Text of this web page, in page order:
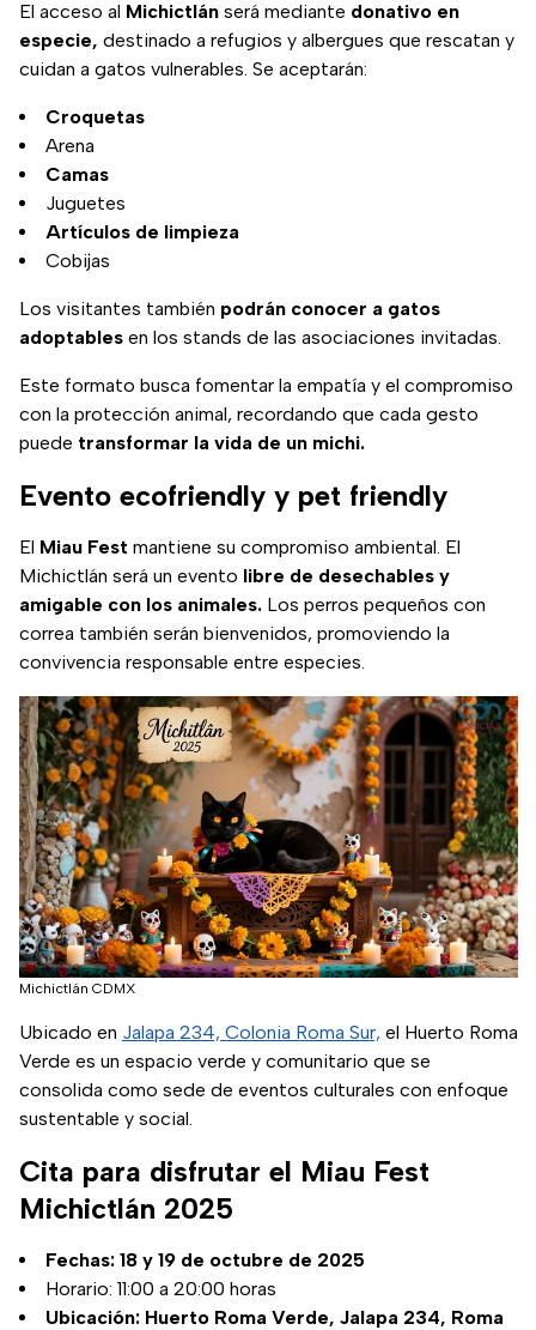
El acceso al Michictlán será mediante donativo en
especie, destinado a refugios y albergues que rescatan y
cuidan a gatos vulnerables. Se aceptarán:
Croquetas
Arena
Camas
Juguetes
Artículos de limpieza
Cobijas
Los visitantes también podrán conocer a gatos
adoptables en los stands de las asociaciones invitadas.
Este formato busca fomentar la empatía y el compromiso
con la protección animal, recordando que cada gesto
puede transformar la vida de un michi.
Evento ecofriendly y pet friendly
El Miau Fest mantiene su compromiso ambiental. El
Michictlán será un evento libre de desechables y
amigable con los animales. Los perros pequeños con
correa también serán bienvenidos, promoviendo la
convivencia responsable entre especies.
Michictlán CDMX
Ubicado en Jalapa 234, Colonia Roma Sur, el Huerto Roma
Verde es un espacio verde y comunitario que se
consolida como sede de eventos culturales con enfoque
sustentable y social.
Cita para disfrutar el Miau Fest
Michictlán 2025
Fechas: 18 y 19 de octubre de 2025
Horario: 11:00 a 20:00 horas
Ubicación: Huerto Roma Verde, Jalapa 234, Roma